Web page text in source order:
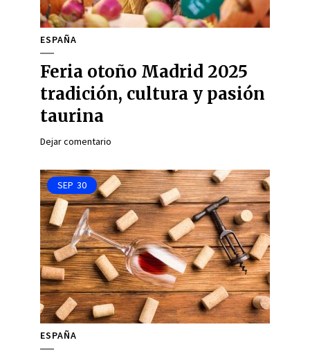
ESPAÑA
Feria otoño Madrid 2025
tradición, cultura y pasión
taurina
Dejar comentario
SEP 30
ESPAÑA